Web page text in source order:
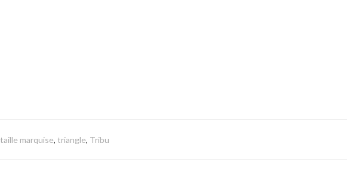
taille marquise, triangle, Tribu